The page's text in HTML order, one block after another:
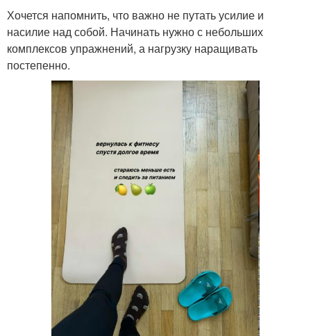
Хочется напомнить, что важно не путать усилие и
насилие над собой. Начинать нужно с небольших
комплексов упражнений, а нагрузку наращивать
постепенно.